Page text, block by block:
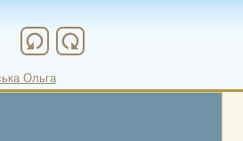
Ольга
refresh refresh